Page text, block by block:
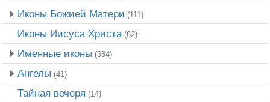
Иконы Божией Матери (111)
Иконы Иисуса Христа(62)
Именные иконы (384)
Ангелы (41)
Тайная вечеря (14)